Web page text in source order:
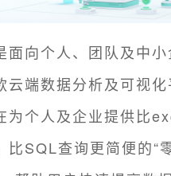
面向个人、团队及中小
云端数据分析及可视化
为个人及企业提供比
比SQL查询更简便的“